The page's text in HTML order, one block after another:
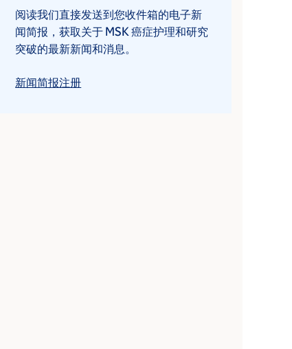
阅读我们直接发送到您收件箱的电子新
闻简报，获取关于 MSK 癌症护理和研究
突破的最新新闻和消息。
新闻简报注册